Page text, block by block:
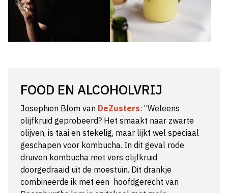
FOOD EN ALCOHOLVRIJ
Josephien Blom van DeZusters: “Weleens
olijfkruid geprobeerd? Het smaakt naar zwarte
olijven, is taai en stekelig, maar lijkt wel speciaal
geschapen voor kombucha. In dit geval rode
druiven kombucha met vers olijfkruid
doorgedraaid uit de moestuin. Dit drankje
combineerde ik met een hoofdgerecht van